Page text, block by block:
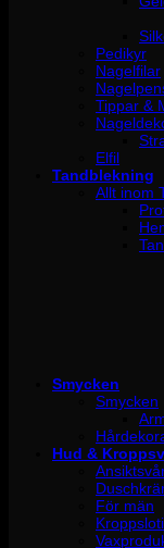
Pedikyr
Nagelfilar
Tippar &
Elfil
Tandblekning
Allt inom
Smycken
Smycken
Hud &
För män